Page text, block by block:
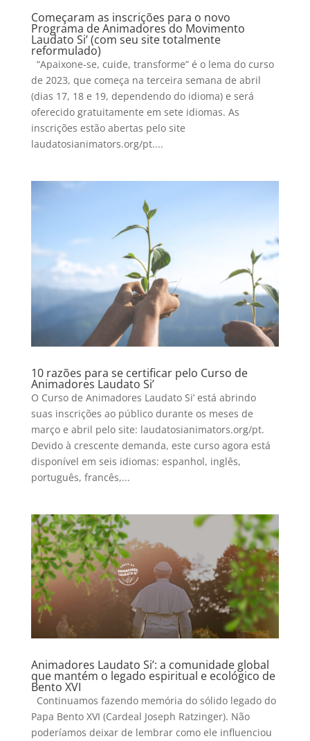
Começaram as inscrições para o novo
Programa de Animadores do Movimento
Laudato Si’ (com seu site totalmente
reformulado)
“Apaixone-se, cuide, transforme” é o lema do curso
de 2023, que começa na terceira semana de abril
(dias 17, 18 e 19, dependendo do idioma) e será
oferecido gratuitamente em sete idiomas. As
inscrições estão abertas pelo site
laudatosianimators.org/pt....
10 razões para se certificar pelo Curso de
Animadores Laudato Si’
O Curso de Animadores Laudato Si’ está abrindo
suas inscrições ao público durante os meses de
março e abril pelo site: laudatosianimators.org/pt.
Devido à crescente demanda, este curso agora está
disponível em seis idiomas: espanhol, inglês,
português, francês,...
Animadores Laudato Si’: a comunidade global
que mantém o legado espiritual e ecológico de
Bento XVI
Continuamos fazendo memória do sólido legado do
Papa Bento XVI (Cardeal Joseph Ratzinger). Não
poderíamos deixar de lembrar como ele influenciou